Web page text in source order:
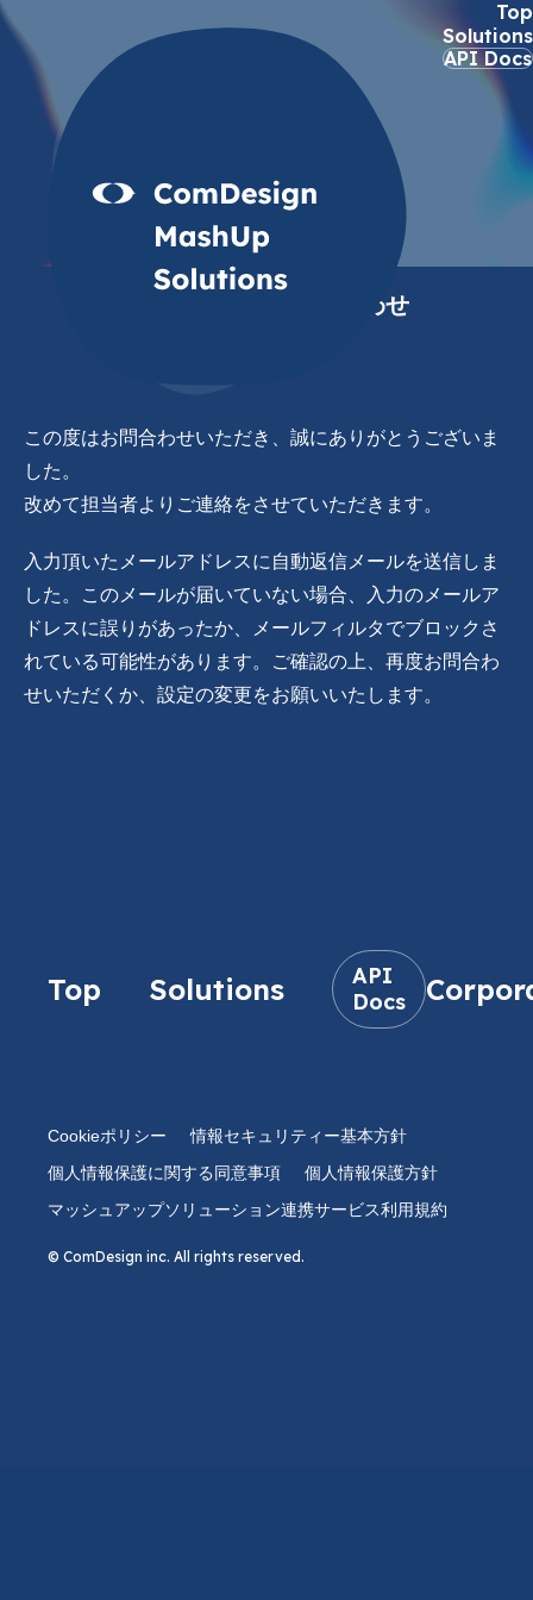
Top
Solutions
API Docs
Contact
ソリューションお問合わせ
この度はお問合わせいただき、誠にありがとうございま
した。
改めて担当者よりご連絡をさせていただきます。
入力頂いたメールアドレスに自動返信メールを送信しま
した。このメールが届いていない場合、入力のメールア
ドレスに誤りがあったか、メールフィルタでブロックさ
れている可能性があります。ご確認の上、再度お問合わ
せいただくか、設定の変更をお願いいたします。
Top Solutions
API
Docs
Cookieポリシー
情報セキュリティー基本方針
個人情報保護に関する同意事項
個人情報保護方針
マッシュアップソリューション連携サービス利用規約
© ComDesign inc. All rights reserved.